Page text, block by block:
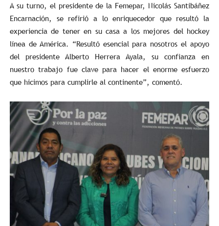
A su turno, el presidente de la Femepar, Nicolás Santibáñez
Encarnación, se refirió a lo enriquecedor que resultó la
experiencia de tener en su casa a los mejores del hockey
línea de América. “Resultó esencial para nosotros el apoyo
del presidente Alberto Herrera Ayala, su confianza en
nuestro trabajo fue clave para hacer el enorme esfuerzo
que hicimos para cumplirle al continente”, comentó.